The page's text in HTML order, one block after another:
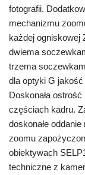
fotografii.
mechanizmu
każdej ogniskowej
dwiema
trzema
dla optyki G
Doskonała
częściach kadru.
doskonałe
zoomu
obiektywach
techniczne z